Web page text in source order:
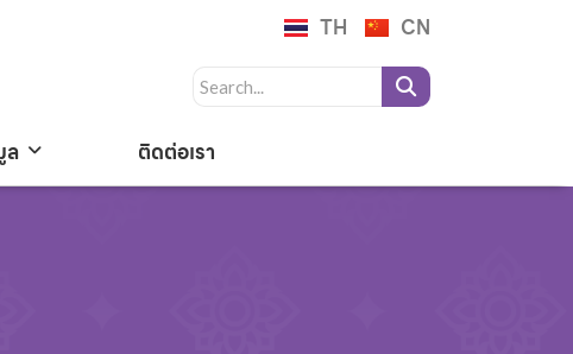
TH CN
ล ติดต่อเรา